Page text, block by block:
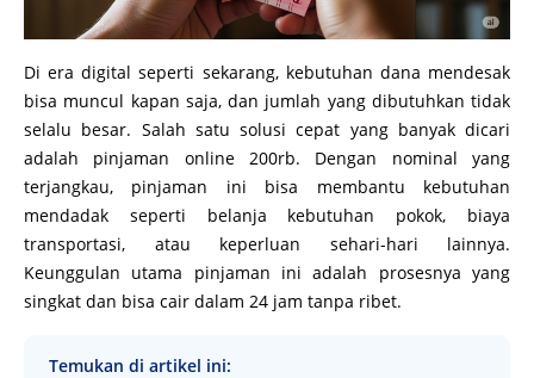
Di era digital seperti sekarang, kebutuhan dana mendesak
bisa muncul kapan saja, dan jumlah yang dibutuhkan tidak
selalu besar. Salah satu solusi cepat yang banyak dicari
adalah pinjaman online 200rb. Dengan nominal yang
terjangkau, pinjaman ini bisa membantu kebutuhan
mendadak seperti belanja kebutuhan pokok, biaya
transportasi, atau keperluan sehari-hari lainnya.
Keunggulan utama pinjaman ini adalah prosesnya yang
singkat dan bisa cair dalam 24 jam tanpa ribet.
Temukan di artikel ini: